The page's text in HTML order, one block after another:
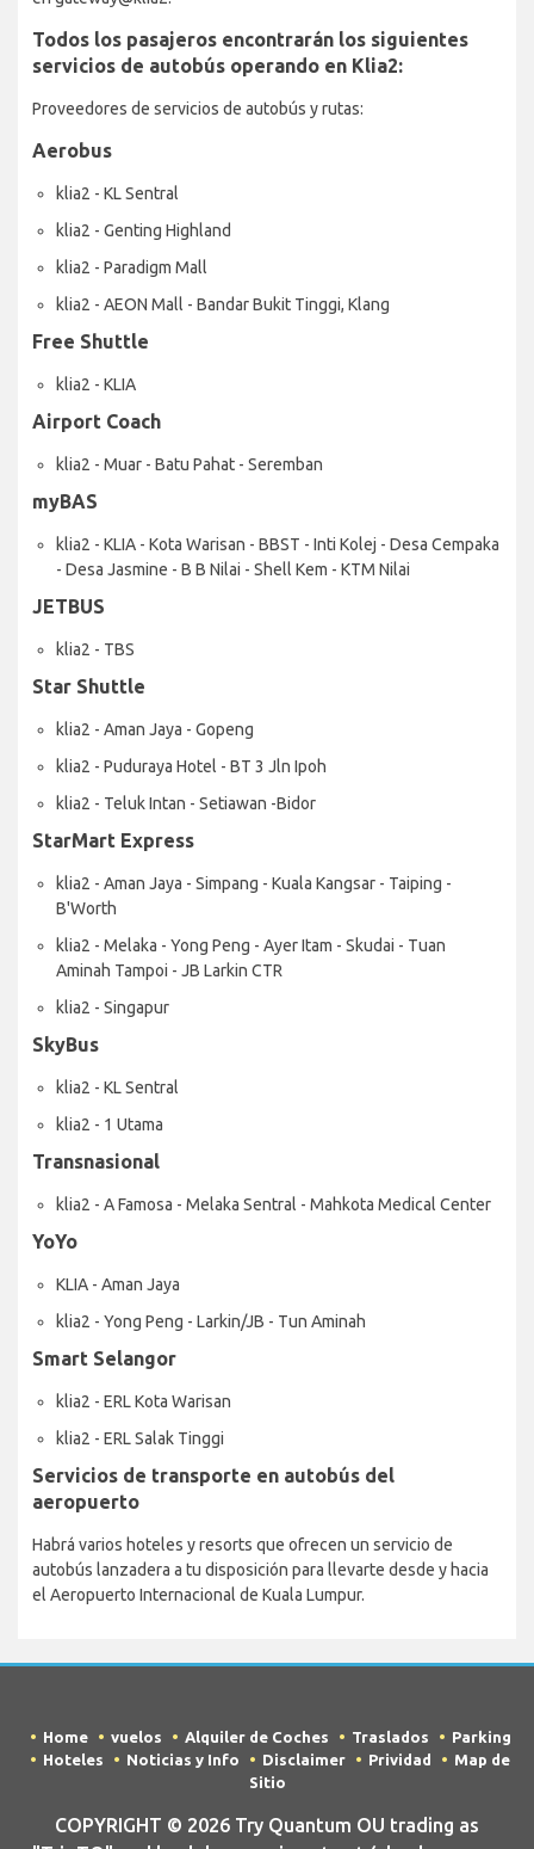
Todos los pasajeros encontrarán los siguientes
servicios de autobús operando en Klia2:
Proveedores de servicios de autobús y rutas:
Aerobus
klia2 - KL Sentral
klia2 - Genting Highland
klia2 - Paradigm Mall
klia2 - AEON Mall - Bandar Bukit Tinggi, Klang
Free Shuttle
klia2 - KLIA
Airport Coach
klia2 - Muar - Batu Pahat - Seremban
myBAS
klia2 - KLIA - Kota Warisan - BBST - Inti Kolej - Desa Cempaka
- Desa Jasmine - B B Nilai - Shell Kem - KTM Nilai
JETBUS
klia2 - TBS
Star Shuttle
klia2 - Aman Jaya - Gopeng
klia2 - Puduraya Hotel - BT 3 Jln Ipoh
klia2 - Teluk Intan - Setiawan -Bidor
StarMart Express
klia2 - Aman Jaya - Simpang - Kuala Kangsar - Taiping -
B'Worth
klia2 - Melaka - Yong Peng - Ayer Itam - Skudai - Tuan
Aminah Tampoi - JB Larkin CTR
klia2 - Singapur
SkyBus
klia2 - KL Sentral
klia2 - 1 Utama
Transnasional
klia2 - A Famosa - Melaka Sentral - Mahkota Medical Center
YoYo
KLIA - Aman Jaya
klia2 - Yong Peng - Larkin/JB - Tun Aminah
Smart Selangor
klia2 - ERL Kota Warisan
klia2 - ERL Salak Tinggi
Servicios de transporte en autobús del
aeropuerto
Habrá varios hoteles y resorts que ofrecen un servicio de
autobús lanzadera a tu disposición para llevarte desde y hacia
el Aeropuerto Internacional de Kuala Lumpur.
Home vuelos Alquiler de Coches Traslados
Parking
Hoteles
Noticias y Info Disclaimer Prividad
Map de
Sitio
COPYRIGHT © 2026 Try Quantum OU trading as